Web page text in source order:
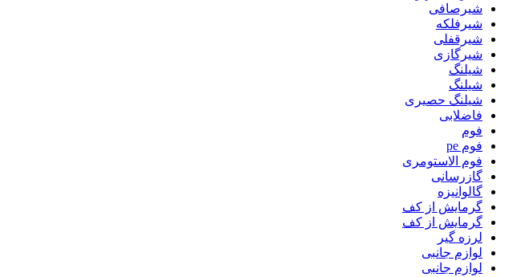
شیرصافی
شیرفلکه
شیرقفلی
شیرگازی
شیلنگ
شیلنگ
شیلنگ حصیری
فاضلابی
فوم
فوم pe
فوم الاستومری
گازرسانی
گالوانیزه
گرمایش از کف
گرمایش از کف
لرزه گیر
لوازم جانبی
لوازم جانبی